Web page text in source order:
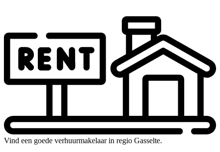
Vind een goede verhuurmakelaar in regio Gasselte.